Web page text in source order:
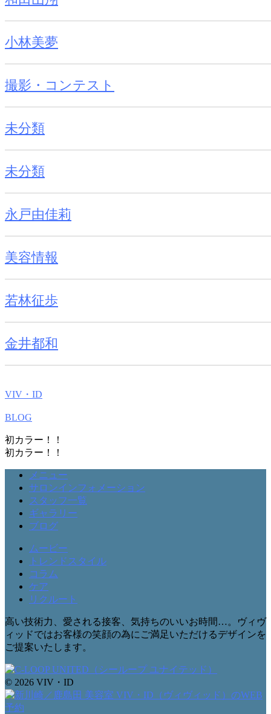
小林美夢
撮影・コンテスト
未分類
未分類
永戸由佳莉
美容情報
若林征歩
金井都和
VIV・ID
BLOG
初カラー！！
初カラー！！
メニュー
サロンインフォメーション
スタッフ一覧
ギャラリー
ブログ
ムービー
トレンドスタイル
コラム
ケア
リクルート
高い技術力、愛される接客、気持ちのいいお時間…。ヴィヴ
ィッドではお客様の笑顔の為にご満足いただけるデザインを
ご提案いたします。
© 2026 VIV・ID